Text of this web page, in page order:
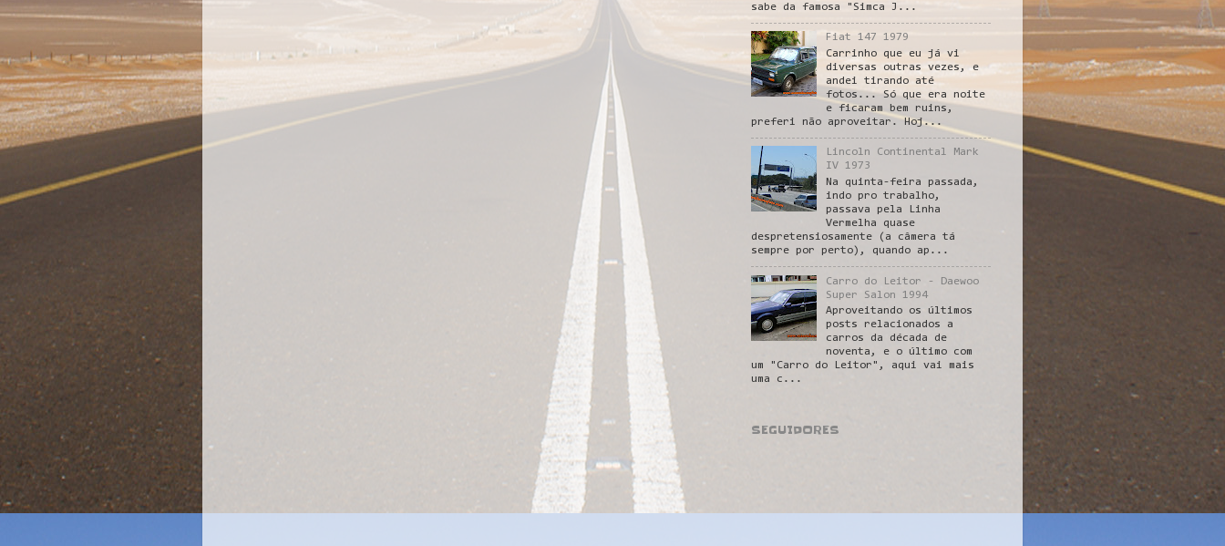
sabe da famosa "Simca J...
Fiat 147 1979
Carrinho que eu já vi
diversas outras vezes, e
andei tirando até
fotos... Só que era noite
e ficaram bem ruins,
preferi não aproveitar. Hoj...
Lincoln Continental Mark
IV 1973
Na quinta-feira passada,
indo pro trabalho,
passava pela Linha
Vermelha quase
despretensiosamente (a câmera tá
sempre por perto), quando ap...
Carro do Leitor - Daewoo
Super Salon 1994
Aproveitando os últimos
posts relacionados a
carros da década de
noventa, e o último com
um "Carro do Leitor", aqui vai mais
uma c...
SEGUIDORES